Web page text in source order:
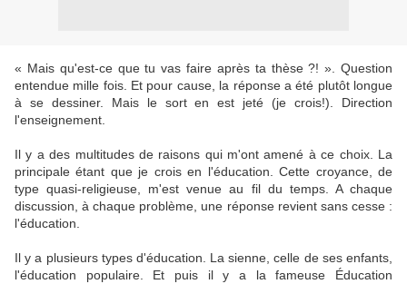
« Mais qu'est-ce que tu vas faire après ta thèse ?! ». Question
entendue mille fois. Et pour cause, la réponse a été plutôt longue
à se dessiner. Mais le sort en est jeté (je crois!). Direction
l'enseignement.
Il y a des multitudes de raisons qui m'ont amené à ce choix. La
principale étant que je crois en l'éducation. Cette croyance, de
type quasi-religieuse, m'est venue au fil du temps. A chaque
discussion, à chaque problème, une réponse revient sans cesse :
l'éducation.
Il y a plusieurs types d'éducation. La sienne, celle de ses enfants,
l'éducation populaire. Et puis il y a la fameuse Éducation